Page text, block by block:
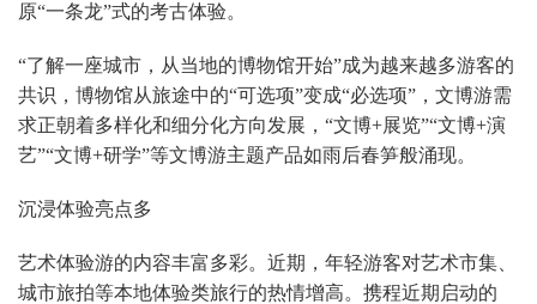
原“一条龙”式的考古体验。
“了解一座城市，从当地的博物馆开始”成为越来越多游客的
共识，博物馆从旅途中的“可选项”变成“必选项”，文博游需
求正朝着多样化和细分化方向发展，“文博+展览”“文博+演
艺”“文博+研学”等文博游主题产品如雨后春笋般涌现。
沉浸体验亮点多
艺术体验游的内容丰富多彩。近期，年轻游客对艺术市集、
城市旅拍等本地体验类旅行的热情增高。携程近期启动的